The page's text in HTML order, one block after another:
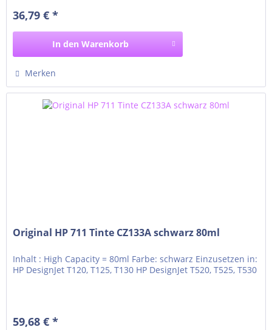
36,79 € *
In den Warenkorb
Merken
Original HP 711 Tinte CZ133A schwarz 80ml
Inhalt : High Capacity = 80ml Farbe: schwarz Einzusetzen in:
HP DesignJet T120, T125, T130 HP DesignJet T520, T525, T530
59,68 € *